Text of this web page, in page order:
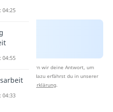
speichern wir deine Antwort, um
Mehr dazu erfährst du in unserer
Datenschutzerklärung.
04:25
04:55
04:33